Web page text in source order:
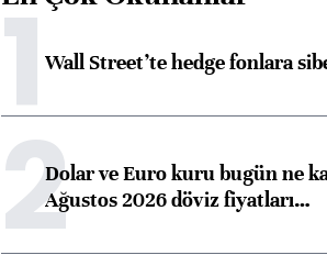
1Wall Street’te hedge fonlara
2Dolar ve Euro kuru bugün ne
Ağustos 2026 döviz fiyatları…